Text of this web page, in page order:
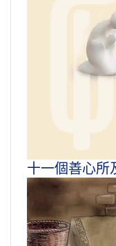
十一個善心所